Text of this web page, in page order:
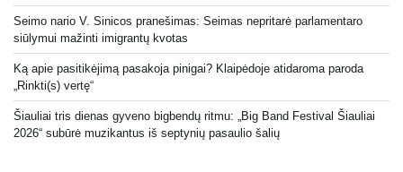
Seimo nario V. Sinicos pranešimas: Seimas nepritarė parlamentaro
siūlymui mažinti imigrantų kvotas
Ką apie pasitikėjimą pasakoja pinigai? Klaipėdoje atidaroma paroda
„Rinkti(s) vertę“
Šiauliai tris dienas gyveno bigbendų ritmu: „Big Band Festival Šiauliai
2026“ subūrė muzikantus iš septynių pasaulio šalių